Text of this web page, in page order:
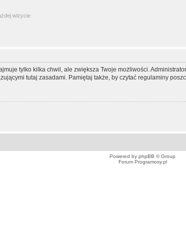
wizycie
tylko kilka chwil, ale zwiększa Twoje możliwości.
tutaj zasadami. Pamiętaj także, by czytać regulaminy
Powered by phpBB © Group
Forum Programosy.pl